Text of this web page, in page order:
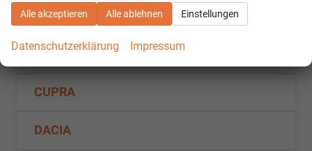
Fahrzeugnr.
AUDI
CUPRA
DACIA
Alle akzeptieren Alle ablehnen Einstellungen
Datenschutzerklärung Impressum